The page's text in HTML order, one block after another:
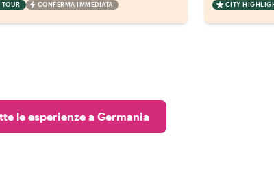
CONFERMA IMMEDIATA CITY
le esperienze a Germania